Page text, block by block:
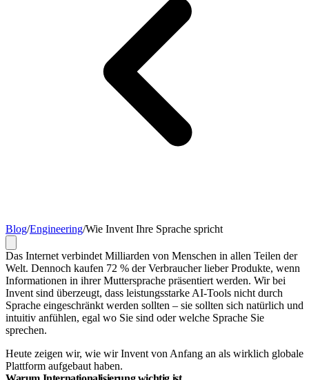
Blog/Engineering/Wie Invent Ihre Sprache spricht
Das Internet verbindet Milliarden von Menschen in allen Teilen der
Welt. Dennoch kaufen 72 % der Verbraucher lieber Produkte, wenn
Informationen in ihrer Muttersprache präsentiert werden. Wir bei
Invent sind überzeugt, dass leistungsstarke AI-Tools nicht durch
Sprache eingeschränkt werden sollten – sie sollten sich natürlich und
intuitiv anfühlen, egal wo Sie sind oder welche Sprache Sie
sprechen.
Heute zeigen wir, wie wir Invent von Anfang an als wirklich globale
Plattform aufgebaut haben.